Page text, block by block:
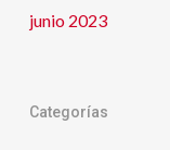
junio 2023
Categorías